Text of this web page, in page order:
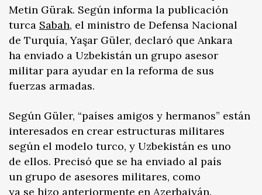
Metin Gürak. Según informa la publicación
turca Sabah, el ministro de Defensa Nacional
de Turquía, Yaşar Güler, declaró que Ankara
ha enviado a Uzbekistán un grupo asesor
militar para ayudar en la reforma de sus
fuerzas armadas.
Según Güler, “países amigos y hermanos” están
interesados en crear estructuras militares
según el modelo turco, y Uzbekistán es uno
de ellos. Precisó que se ha enviado al país
un grupo de asesores militares, como
ya se hizo anteriormente en Azerbaiyán.